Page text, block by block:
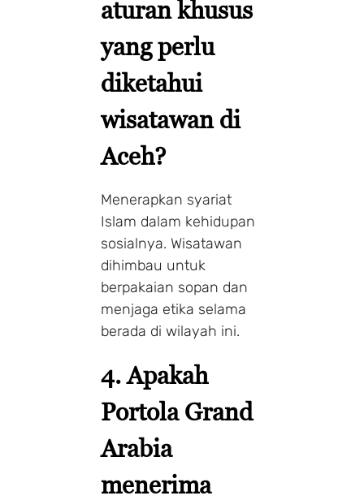
aturan khusus
yang perlu
diketahui
wisatawan di
Aceh?
Menerapkan syariat
Islam dalam kehidupan
sosialnya. Wisatawan
dihimbau untuk
berpakaian sopan dan
menjaga etika selama
berada di wilayah ini.
4.Apakah
Portola Grand
Arabia
menerima